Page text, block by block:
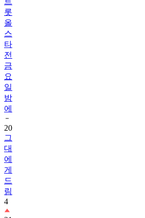
롯
올
스
타
전
금
요
일
밤
에
20
그
대
에
게
드
림
4